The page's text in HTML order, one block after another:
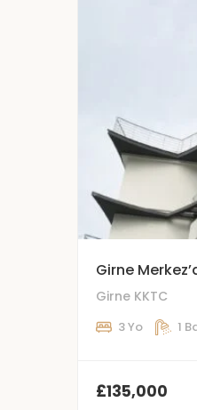
Girne
Girne KKTC
3 Yo 1
£135,000